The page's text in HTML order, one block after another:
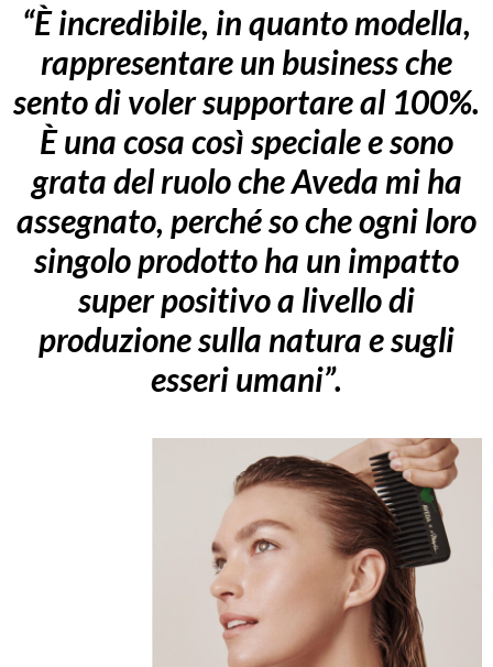
“È incredibile, in quanto modella,
rappresentare un business che
sento di voler supportare al 100%.
È una cosa così speciale e sono
grata del ruolo che Aveda mi ha
assegnato, perché so che ogni loro
singolo prodotto ha un impatto
super positivo a livello di
produzione sulla natura e sugli
esseri umani”.